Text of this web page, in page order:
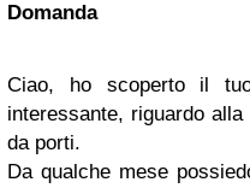
Domanda
Ciao, ho scoperto il
interessante, riguardo
da porti.
Da qualche mese